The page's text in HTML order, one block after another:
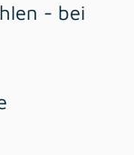
- bei